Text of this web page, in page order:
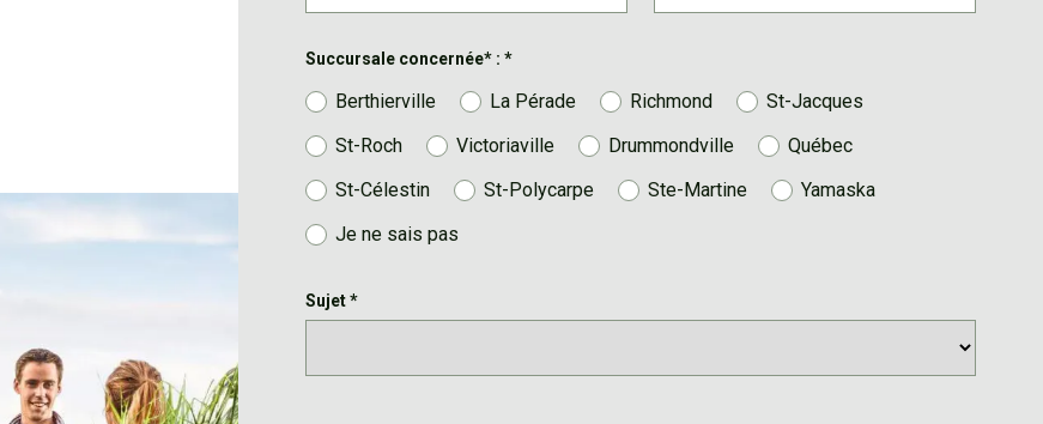
Succursale concernée* : *
Berthierville La Pérade Richmond
St-Jacques
St-Roch
Victoriaville Drummondville
Québec
St-Célestin
St-Polycarpe Ste-Martine
Yamaska
Je ne sais pas
Sujet*